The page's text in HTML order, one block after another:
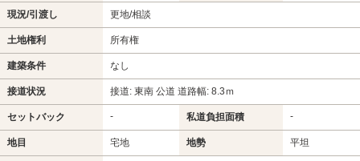
現況/引渡し 更地/相談
土地権利 所有権
建築条件 なし
接道状況 接道: 東南 公道 道路幅: 8.3ｍ
セットバック - 私道負担面積 -
地目 宅地 地勢 平坦